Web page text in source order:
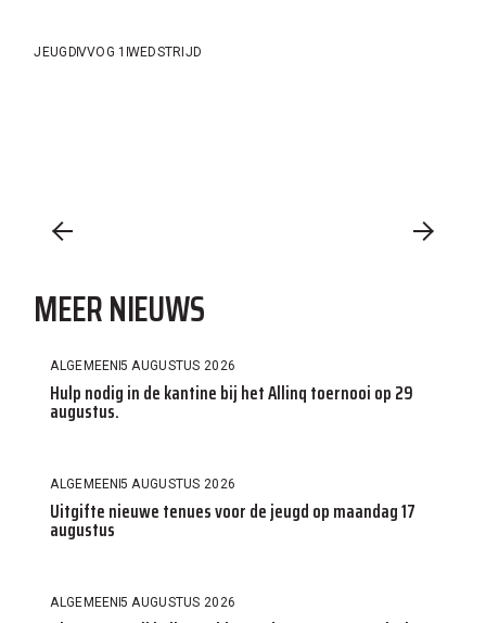
JEUGDVVOG 1 WEDSTRIJD
MEER NIEUWS
ALGEMEEN 5 AUGUSTUS 2026
Hulp nodig in de kantine bij het Allinq toernooi op 29
augustus.
ALGEMEEN 5 AUGUSTUS 2026
Uitgifte nieuwe tenues voor de jeugd op maandag 17
augustus
ALGEMEEN 5 AUGUSTUS 2026